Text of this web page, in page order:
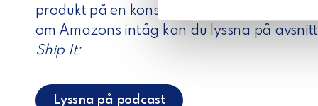
e
l
t
produkt på en konsumentgrupp. Om du vill
om Amazons intåg kan du lyssna på avsnitt
Ship It:
Lyssna på podcast